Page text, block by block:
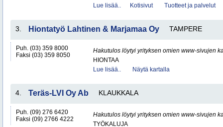
Lue lisää..
Kotisivut Tuotteet ja palvelut
3. Hiontatyö Lahtinen & Marjamaa Oy TAMPERE
Puh. (03) 359 8000
Faksi (03) 359 8050
Hakutulos löytyi yrityksen omien www-sivujen
HIONTAA
Lue lisää..
Näytä kartalla
4. Teräs-LVI Oy Ab KLAUKKALA
Puh. (09) 276 6420
Faksi (09) 2766 4222
Hakutulos löytyi yrityksen omien www-sivujen
TYÖKALUJA